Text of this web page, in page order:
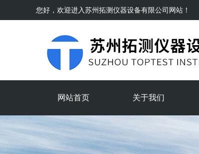
您好，欢迎进入苏州拓测仪器设备有限公司 网站！
网站首页 关于我们